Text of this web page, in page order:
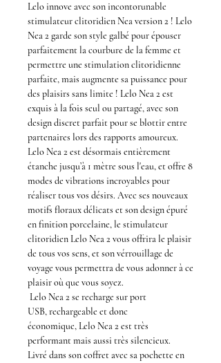
Lelo innove avec son incontorunable
stimulateur clitoridien Nea version 2 ! Lelo
Nea 2garde son style galbé pour épouser
parfaitement la courbure de la femme et
permettre une stimulation clitoridienne
parfaite, mais augmente sa puissance pour
des plaisirs sans limite ! Lelo Nea 2est
exquis à la fois seul ou partagé, avec son
design discret parfait pour se blottir entre
partenaires lors des rapports amoureux.
Lelo Nea 2est désormais entièrement
étanche jusqu’à 1 mètre sous l'eau, et offre 8
modes de vibrations incroyables pour
réaliser tous vos désirs. Avec ses nouveaux
motifs floraux délicats et son design épuré
en finition porcelaine, le stimulateur
clitoridien Lelo Nea 2vous offrira le plaisir
de tous vos sens, et son vérrouillage de
voyage vous permettra de vous adonner à ce
plaisir où que vous soyez.
Lelo Nea 2se recharge sur port
USB, rechargeable et donc
économique,Lelo Nea 2est très
performant mais aussi très silencieux.
Livré dans son coffret avec sa pochette en